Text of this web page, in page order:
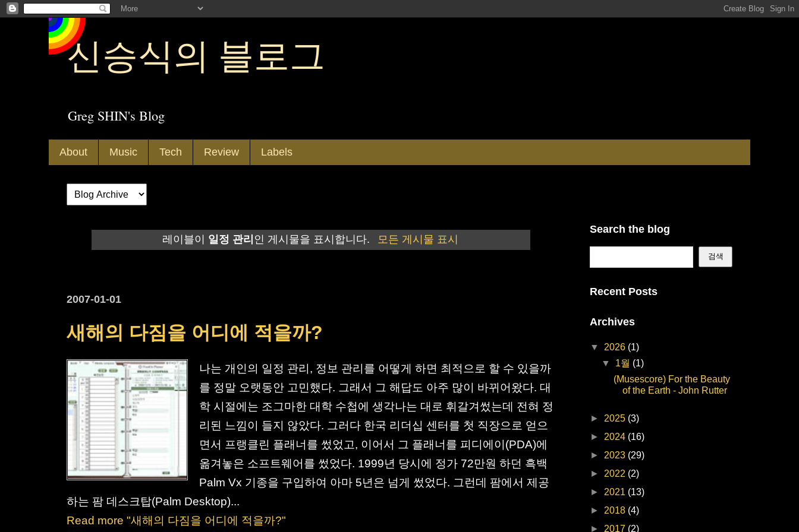
신승식의 블로그
Greg SHIN's Blog
About Music Tech Review Labels
레이블이 일정 관리 인 게시물을 표시합니다. 모든 게시물 표시
2007-01-01
새해의 다짐을 어디에 적을까?
나는 개인의 일정 관리, 정보 관리를 어떻게 하면 최적으로 할 수 있을까
를 정말 오랫동안 고민했다. 그래서 그 해답도 아주 많이 바뀌어왔다. 대
학 시절에는 조그마한 대학 수첩에 생각나는 대로 휘갈겨썼는데 전혀 정
리된 느낌이 들지 않았다. 그러다 한국 리더십 센터를 첫 직장으로 얻으
면서 프랭클린 플래너를 썼었고, 이어서 그 플래너를 피디에이(PDA)에
옮겨놓은 소프트웨어를 썼었다. 1999년 당시에 정가 72만원 하던 흑백
Palm Vx 기종을 구입하여 아마 5년은 넘게 썼었다. 그런데 팜에서 제공
하는 팜 데스크탑(Palm Desktop)...
Read more "새해의 다짐을 어디에 적을까?"
Search the blog
Recent Posts
Archives
▼ 2026 (1)
▼ 1월 (1)
(Musescore) For the Beauty
of the Earth - John Rutter
► 2025 (3)
► 2024 (16)
► 2023 (29)
► 2022 (2)
► 2021 (13)
► 2018 (4)
► 2017 (2)